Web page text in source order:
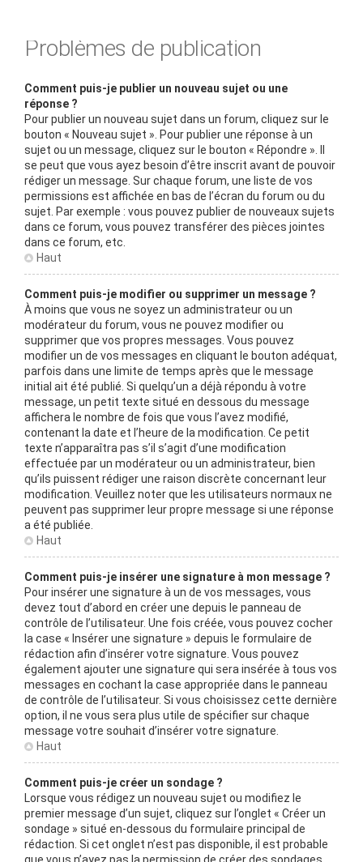
Problèmes de publication
Comment puis-je publier un nouveau sujet ou une
réponse ?
Pour publier un nouveau sujet dans un forum, cliquez sur le
bouton « Nouveau sujet ». Pour publier une réponse à un
sujet ou un message, cliquez sur le bouton « Répondre ». Il
se peut que vous ayez besoin d’être inscrit avant de pouvoir
rédiger un message. Sur chaque forum, une liste de vos
permissions est affichée en bas de l’écran du forum ou du
sujet. Par exemple : vous pouvez publier de nouveaux sujets
dans ce forum, vous pouvez transférer des pièces jointes
dans ce forum, etc.
Haut
Comment puis-je modifier ou supprimer un message ?
À moins que vous ne soyez un administrateur ou un
modérateur du forum, vous ne pouvez modifier ou
supprimer que vos propres messages. Vous pouvez
modifier un de vos messages en cliquant le bouton adéquat,
parfois dans une limite de temps après que le message
initial ait été publié. Si quelqu’un a déjà répondu à votre
message, un petit texte situé en dessous du message
affichera le nombre de fois que vous l’avez modifié,
contenant la date et l’heure de la modification. Ce petit
texte n’apparaîtra pas s’il s’agit d’une modification
effectuée par un modérateur ou un administrateur, bien
qu’ils puissent rédiger une raison discrète concernant leur
modification. Veuillez noter que les utilisateurs normaux ne
peuvent pas supprimer leur propre message si une réponse
a été publiée.
Haut
Comment puis-je insérer une signature à mon message ?
Pour insérer une signature à un de vos messages, vous
devez tout d’abord en créer une depuis le panneau de
contrôle de l’utilisateur. Une fois créée, vous pouvez cocher
la case « Insérer une signature » depuis le formulaire de
rédaction afin d’insérer votre signature. Vous pouvez
également ajouter une signature qui sera insérée à tous vos
messages en cochant la case appropriée dans le panneau
de contrôle de l’utilisateur. Si vous choisissez cette dernière
option, il ne vous sera plus utile de spécifier sur chaque
message votre souhait d’insérer votre signature.
Haut
Comment puis-je créer un sondage ?
Lorsque vous rédigez un nouveau sujet ou modifiez le
premier message d’un sujet, cliquez sur l’onglet « Créer un
sondage » situé en-dessous du formulaire principal de
rédaction. Si cet onglet n’est pas disponible, il est probable